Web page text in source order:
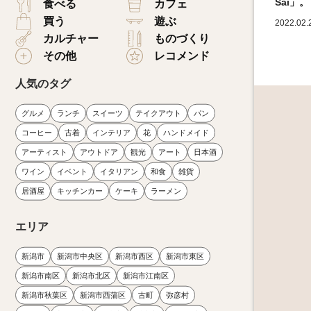
食べる
カフェ
買う
遊ぶ
カルチャー
ものづくり
その他
レコメンド
人気のタグ
グルメ ランチ スイーツ テイクアウト パン
コーヒー 古着 インテリア 花 ハンドメイド
アーティスト アウトドア 観光 アート 日本酒
ワイン イベント イタリアン 和食 雑貨
居酒屋 キッチンカー ケーキ ラーメン
エリア
新潟市 新潟市中央区 新潟市西区 新潟市東区
新潟市南区 新潟市北区 新潟市江南区
新潟市秋葉区 新潟市西蒲区 古町 弥彦村
Sai」。